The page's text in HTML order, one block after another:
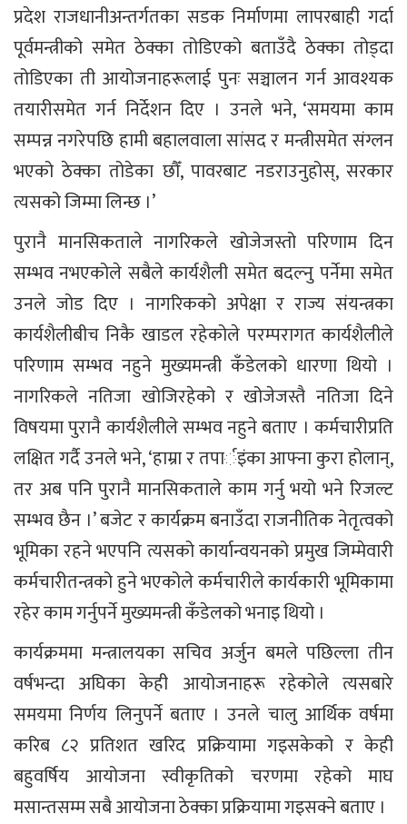
प्रदेश राजधानीअन्तर्गतका सडक निर्माणमा लापरबाही गर्दा
पूर्वमन्त्रीको समेत ठेक्का तोडिएको बताउँदै ठेक्का तोड्दा
तोडिएका ती आयोजनाहरूलाई पुनः सञ्चालन गर्न आवश्यक
तयारीसमेत गर्न निर्देशन दिए । उनले भने, ‘समयमा काम
सम्पन्न नगरेपछि हामी बहालवाला सांसद र मन्त्रीसमेत संग्लन
भएको ठेक्का तोडेका छौँ, पावरबाट नडराउनुहोस्, सरकार
त्यसको जिम्मा लिन्छ ।’
पुरानै मानसिकताले नागरिकले खोजेजस्तो परिणाम दिन
सम्भव नभएकोले सबैले कार्यशैली समेत बदल्नु पर्नेमा समेत
उनले जोड दिए । नागरिकको अपेक्षा र राज्य संयन्त्रका
कार्यशैलीबीच निकै खाडल रहेकोले परम्परागत कार्यशैलीले
परिणाम सम्भव नहुने मुख्यमन्त्री कँडेलको धारणा थियो ।
नागरिकले नतिजा खोजिरहेको र खोजेजस्तै नतिजा दिने
विषयमा पुरानै कार्यशैलीले सम्भव नहुने बताए । कर्मचारीप्रति
लक्षित गर्दै उनले भने, ‘हाम्रा र तपार्इंका आफ्ना कुरा होलान्,
तर अब पनि पुरानै मानसिकताले काम गर्नु भयो भने रिजल्ट
सम्भव छैन ।’ बजेट र कार्यक्रम बनाउँदा राजनीतिक नेतृत्वको
भूमिका रहने भएपनि त्यसको कार्यान्वयनको प्रमुख जिम्मेवारी
कर्मचारीतन्त्रको हुने भएकोले कर्मचारीले कार्यकारी भूमिकामा
रहेर काम गर्नुपर्ने मुख्यमन्त्री कँडेलको भनाइ थियो ।
कार्यक्रममा मन्त्रालयका सचिव अर्जुन बमले पछिल्ला तीन
वर्षभन्दा अघिका केही आयोजनाहरू रहेकोले त्यसबारे
समयमा निर्णय लिनुपर्ने बताए । उनले चालु आर्थिक वर्षमा
करिब ८२ प्रतिशत खरिद प्रक्रियामा गइसकेको र केही
बहुवर्षिय आयोजना स्वीकृतिको चरणमा रहेको माघ
मसान्तसम्म सबै आयोजना ठेक्का प्रक्रियामा गइसक्ने बताए ।